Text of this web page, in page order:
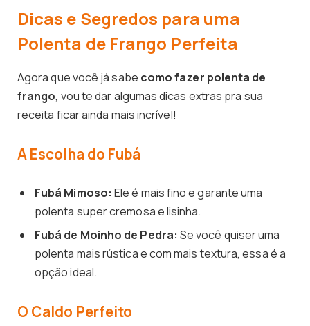
Dicas e Segredos para uma
Polenta de Frango Perfeita
Agora que você já sabe como fazer polenta de
frango, vou te dar algumas dicas extras pra sua
receita ficar ainda mais incrível!
A Escolha do Fubá
Fubá Mimoso: Ele é mais fino e garante uma
polenta super cremosa e lisinha.
Fubá de Moinho de Pedra: Se você quiser uma
polenta mais rústica e com mais textura, essa é a
opção ideal.
O Caldo Perfeito